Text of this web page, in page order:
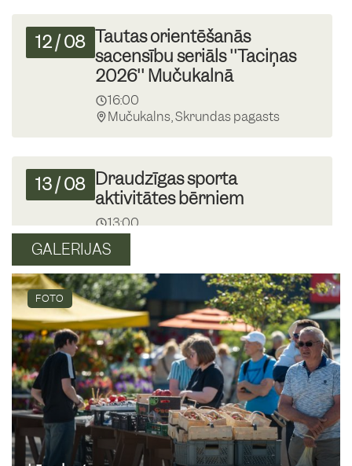
12/08 Tautas orientēšanās
sacensību seriāls ''Taciņas
2026'' Mučukalnā
16:00
Mučukalns, Skrundas pagasts
13/08 Draudzīgas sporta
aktivitātes bērniem
13:00
Skrundas MJIC
16/08 Krāmu tirgus Skrundā
09:00
Skrundas tirgus laukums
19 08 Basketbola spēle “Mīnusi”
13:00
Skrundas pamatskolas basketbola
laukumā
GALERIJAS
FOTO